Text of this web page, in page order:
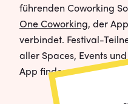
führenden Coworking
One Coworking, der
verbindet. Festival-
aller Spaces, Events
App finden.